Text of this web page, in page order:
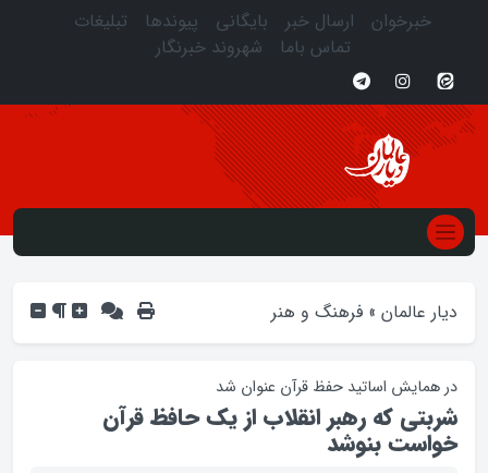
خبرخوان ارسال خبر بایگانی پیوندها
تبلیغات
تماس باما
شهروند خبرنگار
دیار عالمان » فرهنگ و هنر
در همایش اساتید حفظ قرآن عنوان شد
شربتی که رهبر انقلاب از یک حافظ قرآن
خواست بنوشد